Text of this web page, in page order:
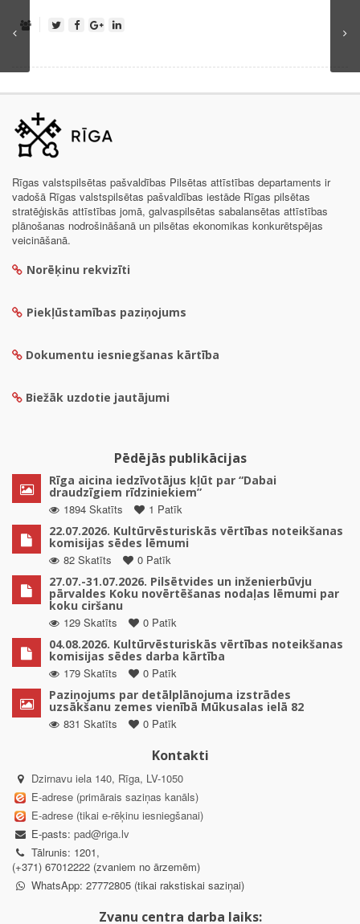
Rīgas valstspilsētas pašvaldības Pilsētas attīstības departaments ir
vadošā Rīgas valstspilsētas pašvaldības iestāde Rīgas pilsētas
stratēģiskās attīstības jomā, galvaspilsētas sabalansētas attīstības
plānošanas nodrošināšanā un pilsētas ekonomikas konkurētspējas
veicināšanā.
Norēķinu rekvizīti
Piekļūstamības paziņojums
Dokumentu iesniegšanas kārtība
Biežāk uzdotie jautājumi
Pēdējās publikācijas
Rīga aicina iedzīvotājus kļūt par “Dabai
draudzīgiem rīdziniekiem”
1894 Skatīts
1 Patīk
22.07.2026. Kultūrvēsturiskās vērtības noteikšanas
komisijas sēdes lēmumi
82 Skatīts
0 Patīk
27.07.-31.07.2026. Pilsētvides un inženierbūvju
pārvaldes Koku novērtēšanas nodaļas lēmumi par
koku ciršanu
129 Skatīts
0 Patīk
04.08.2026. Kultūrvēsturiskās vērtības noteikšanas
komisijas sēdes darba kārtība
179 Skatīts
0 Patīk
Paziņojums par detālplānojuma izstrādes
uzsākšanu zemes vienībā Mūkusalas ielā 82
831 Skatīts
0 Patīk
Kontakti
Dzirnavu iela 140, Rīga, LV-1050
E-adrese (primārais saziņas kanāls)
E-adrese (tikai e-rēķinu iesniegšanai)
E-pasts: pad@riga.lv
Tālrunis: 1201,
(+371) 67012222 (zvaniem no ārzemēm)
WhatsApp: 27772805 (tikai rakstiskai saziņai)
Zvanu centra darba laiks: